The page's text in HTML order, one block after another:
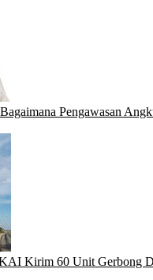
Pengawasan
Kirim 60 Unit Gerbong